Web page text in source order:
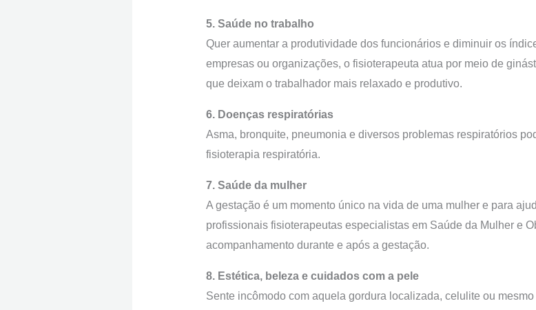
5. Saúde no trabalho
Quer aumentar a produtividade dos funcionários e diminuir os
empresas ou organizações, o fisioterapeuta atua por meio de
que deixam o trabalhador mais relaxado e produtivo.
6. Doenças respiratórias
Asma, bronquite, pneumonia e diversos problemas respiratórios
fisioterapia respiratória.
7. Saúde da mulher
A gestação é um momento único na vida de uma mulher e para
profissionais fisioterapeutas especialistas em Saúde da Mulher e
acompanhamento durante e após a gestação.
8. Estética, beleza e cuidados com a pele
Sente incômodo com aquela gordura localizada, celulite ou